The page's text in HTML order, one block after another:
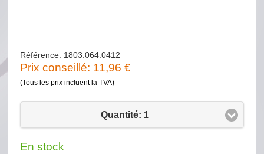
Référence: 1803.064.0412
Prix conseillé: 11,96 €
(Tous les prix incluent la TVA)
Quantité: 1
En stock